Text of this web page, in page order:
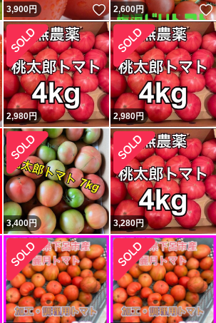
いいね！
3,900円 いいね！
2,600円
いいね！
2,980円 2,980円
3,400円 3,280円